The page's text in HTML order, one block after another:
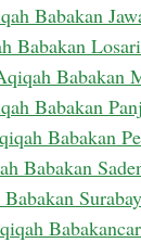
Babakan
Babakan Losari
Babakan
Babakan
Babakan
Babakan